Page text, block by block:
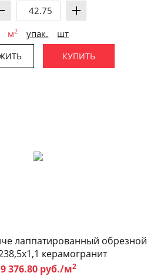
м2 упак. шт
КУПИТЬ
лаппатированный обрезной
керамогранит
9 376.80 руб./м2